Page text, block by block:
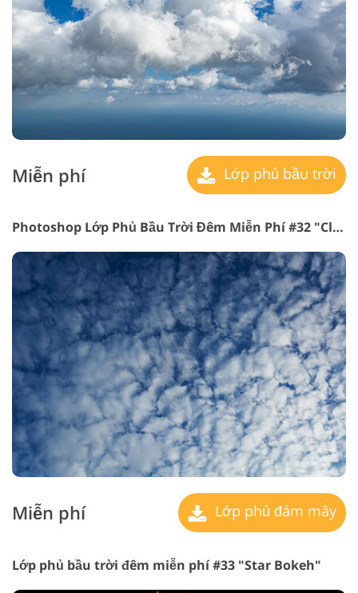
Miễn phí Lớp phủ bầu trời
Photoshop Lớp Phủ Bầu Trời Đêm Miễn Phí #32 "Clouds"
Miễn phí Lớp phủ đám mây
Lớp phủ bầu trời đêm miễn phí #33 "Star Bokeh"